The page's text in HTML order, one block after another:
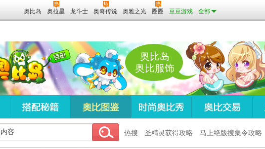
奥比岛 奥拉星 龙斗士 奥奇传说 奥雅之光 圈圈 豆豆游戏 全部
奥比岛
奥比服饰
热搜: 圣精灵获得攻略 马上绝版搜集令攻略